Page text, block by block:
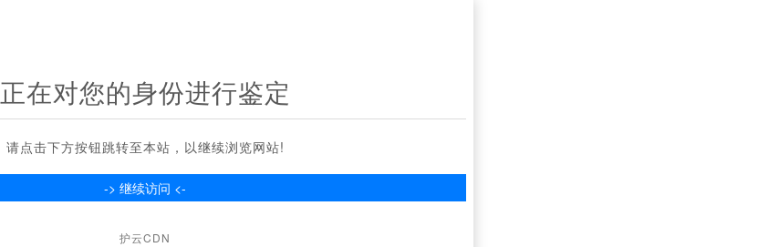
正在对您的身份进行鉴定
请点击下方按钮跳转至本站，以继续浏览网站!
护云CDN